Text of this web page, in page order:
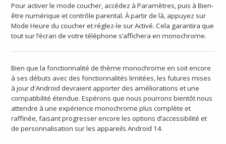
Pour activer le mode coucher, accédez à Paramètres, puis à Bien-
être numérique et contrôle parental. À partir de là, appuyez sur
Mode Heure du coucher et réglez-le sur Activé. Cela garantira que
tout sur l’écran de votre téléphone s’affichera en monochrome.
Bien que la fonctionnalité de thème monochrome en soit encore
à ses débuts avec des fonctionnalités limitées, les futures mises
à jour d'Android devraient apporter des améliorations et une
compatibilité étendue. Espérons que nous pourrons bientôt nous
attendre à une expérience monochrome plus complète et
raffinée, faisant progresser encore les options d’accessibilité et
de personnalisation sur les appareils Android 14.